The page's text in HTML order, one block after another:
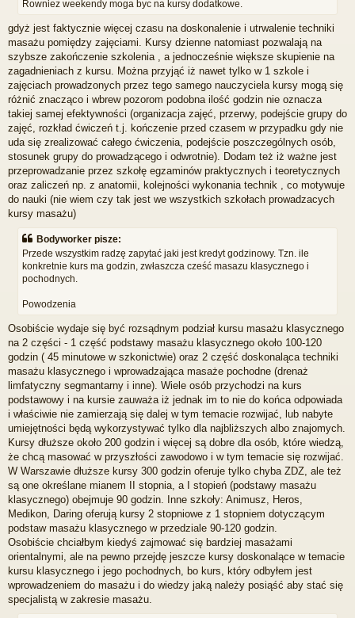
Rowniez weekendy moga byc na kursy dodatkowe.
gdyż jest faktycznie więcej czasu na doskonalenie i utrwalenie techniki
masażu pomiędzy zajęciami. Kursy dzienne natomiast pozwalają na
szybsze zakończenie szkolenia , a jednocześnie większe skupienie na
zagadnieniach z kursu. Można przyjąć iż nawet tylko w 1 szkole i
zajęciach prowadzonych przez tego samego nauczyciela kursy mogą się
różnić znacząco i wbrew pozorom podobna ilość godzin nie oznacza
takiej samej efektywności (organizacja zajęć, przerwy, podejście grupy do
zajęć, rozkład ćwiczeń t.j. kończenie przed czasem w przypadku gdy nie
uda się zrealizować całego ćwiczenia, podejście poszczególnych osób,
stosunek grupy do prowadzącego i odwrotnie). Dodam też iż ważne jest
przeprowadzanie przez szkołę egzaminów praktycznych i teoretycznych
oraz zaliczeń np. z anatomii, kolejności wykonania technik , co motywuje
do nauki (nie wiem czy tak jest we wszystkich szkołach prowadzacych
kursy masażu)
Bodyworker pisze:
Przede wszystkim radzę zapytać jaki jest kredyt godzinowy. Tzn. ile
konkretnie kurs ma godzin, zwłaszcza cześć masazu klasycznego i
pochodnych.
Powodzenia
Osobiście wydaje się być rozsądnym podział kursu masażu klasycznego
na 2 części - 1 część podstawy masażu klasycznego około 100-120
godzin ( 45 minutowe w szkonictwie) oraz 2 część doskonaląca techniki
masażu klasycznego i wprowadzająca masaże pochodne (drenaż
limfatyczny segmantarny i inne). Wiele osób przychodzi na kurs
podstawowy i na kursie zauważa iż jednak im to nie do końca odpowiada
i właściwie nie zamierzają się dalej w tym temacie rozwijać, lub nabyte
umiejętności będą wykorzystywać tylko dla najbliższych albo znajomych.
Kursy dłuższe około 200 godzin i więcej są dobre dla osób, które wiedzą,
że chcą masować w przyszłości zawodowo i w tym temacie się rozwijać.
W Warszawie dłuższe kursy 300 godzin oferuje tylko chyba ZDZ, ale też
są one określane mianem II stopnia, a I stopień (podstawy masażu
klasycznego) obejmuje 90 godzin. Inne szkoły: Animusz, Heros,
Medikon, Daring oferują kursy 2 stopniowe z 1 stopniem dotyczącym
podstaw masażu klasycznego w przedziale 90-120 godzin.
Osobiście chciałbym kiedyś zajmować się bardziej masażami
orientalnymi, ale na pewno przejdę jeszcze kursy doskonalące w temacie
kursu klasycznego i jego pochodnych, bo kurs, który odbyłem jest
wprowadzeniem do masażu i do wiedzy jaką należy posiąść aby stać się
specjalistą w zakresie masażu.